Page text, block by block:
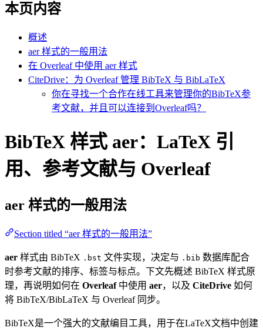
本页内容
概述
aer 样式的一般用法
在 Overleaf 中使用 aer 样式
CiteDrive：为 Overleaf 管理 BibTeX 与 BibLaTeX
你在寻找一个合作在线工具来管理你的BibTeX参
考文献，并且可以连接到Overleaf吗？
BibTeX 样式 aer：LaTeX 引
用、参考文献与 Overleaf
aer 样式的一般用法
Section titled “aer 样式的一般用法”
aer 样式由 BibTeX .bst 文件实现，决定与 .bib 数据库配合
时参考文献的排序、标签与标点。下文先概述 BibTeX 样式原
理，再说明如何在 Overleaf中使用 aer，以及 CiteDrive 如何
将 BibTeX/BibLaTeX 与 Overleaf 同步。
BibTeX是一个强大的文献编目工具，用于在LaTeX文档中创建